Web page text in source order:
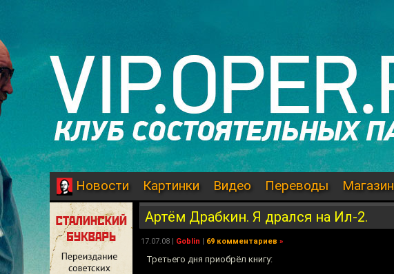
Новости Картинки Видео Переводы Магазин
Артём Драбкин. Я дрался на Ил-2.
17.07.08 | Goblin | 69 комментариев »
Третьего дня приобрёл книгу: